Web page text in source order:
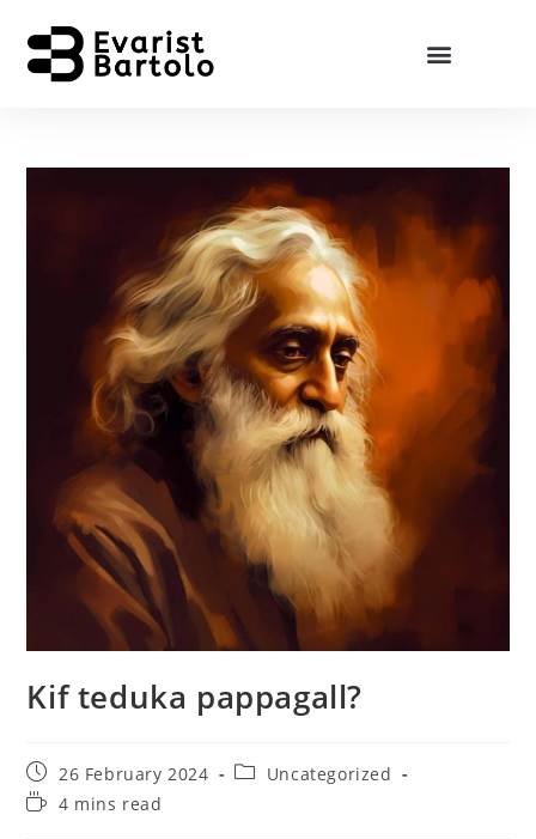
Kif teduka pappagall?
26 February 2024
Uncategorized
4 mins read